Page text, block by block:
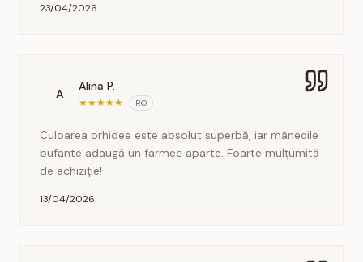
23/04/2026
A
Alina P.
★★★★★ RO
Culoarea orhidee este absolut superbă, iar mânecile
bufante adaugă un farmec aparte. Foarte mulțumită
de achiziție!
13/04/2026